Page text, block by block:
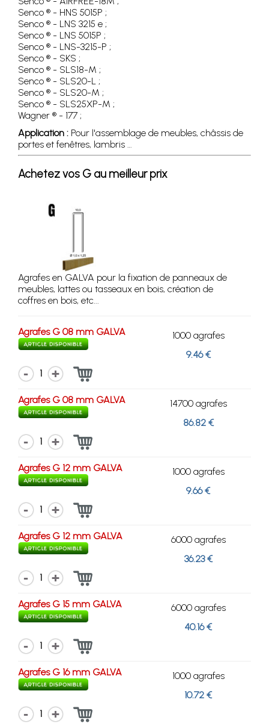
Senco ® - HNS 5015P ;
Senco ® - LNS 3215 e ;
Senco ® - LNS 5015P ;
Senco ® - LNS-3215-P ;
Senco ® - SKS ;
Senco ® - SLS18-M ;
Senco ® - SLS20-L ;
Senco ® - SLS20-M ;
Senco ® - SLS25XP-M ;
Wagner ® - 177 ;
Application : Pour l'assemblage de meubles, châssis de
portes et fenêtres, lambris …
Achetez vos G au meilleur prix
Agrafes en GALVA pour la fixation de panneaux de
meubles, lattes ou tasseaux en bois, création de
coffres en bois, etc...
Agrafes G 08 mm GALVA
1000 agrafes
9.46 €
1
Agrafes G 08 mm GALVA
14700 agrafes
86.82 €
1
Agrafes G 12 mm GALVA
1000 agrafes
9.66 €
1
Agrafes G 12 mm GALVA
6000 agrafes
36.23 €
1
Agrafes G 15 mm GALVA
6000 agrafes
40.16 €
1
Agrafes G 16 mm GALVA
1000 agrafes
10.72 €
1